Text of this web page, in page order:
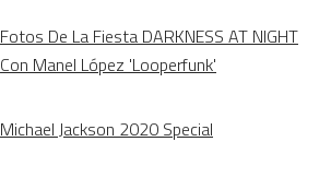
Fotos De La Fiesta DARKNESS AT NIGHT
Con Manel López 'Looperfunk'
Michael Jackson 2020 Special